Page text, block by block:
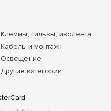
Клеммы, гильзы, изолента
Кабель и монтаж
Освещение
Другие категории